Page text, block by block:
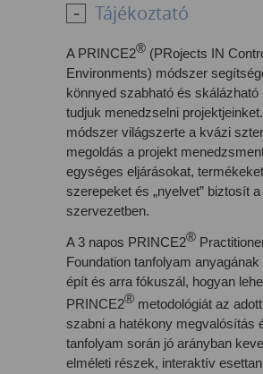
Tájékoztató
A PRINCE2® (PRojects IN
Environments) módszer
könnyed szabható és skálázható
tudjuk menedzselni
módszer világszerte a kvázi
megoldás a projekt
egységes eljárásokat,
szerepeket és „nyelvet” biztosít a
szervezetben.
A 3 napos PRINCE2®
Foundation tanfolyam
épít és arra fókuszál, hogyan
PRINCE2® metodológiát az
szabni a hatékony megvalósítás
tanfolyam során jó arányban
elméleti részek, interaktív